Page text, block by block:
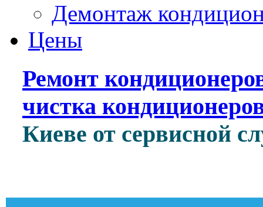
Демонтаж
Цены
Ремонт
чистка
Киеве от сервисной